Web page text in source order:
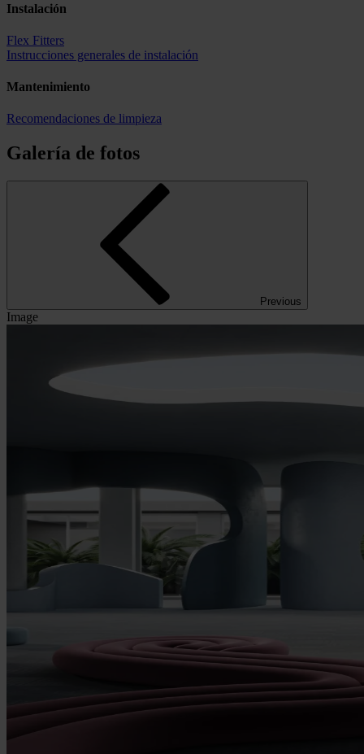
Instalación
Flex Fitters
Instrucciones generales de instalación
Mantenimiento
Recomendaciones de limpieza
Galería de fotos
Previous
Image